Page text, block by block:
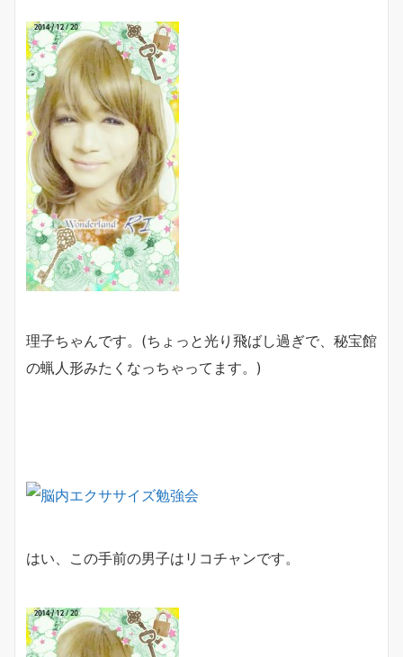
理子ちゃんです。(ちょっと光り飛ばし過ぎで、秘宝館
の蝋人形みたくなっちゃってます。)
はい、この手前の男子はリコチャンです。